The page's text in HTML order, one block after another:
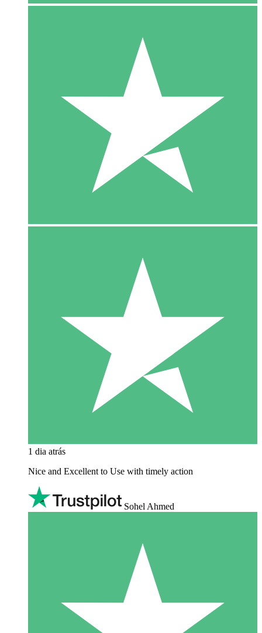
1 dia atrás
Nice and Excellent to Use with timely action
Sohel Ahmed